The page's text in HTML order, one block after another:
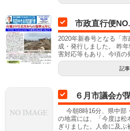
市政直行便
2020年新春号となる「
成・発行しました。 昨
害対応等もあり、今頃の
記
６月市議会が
今朝8時16分、県中部
の地震には、「今度は松
ぎりました。人命に及